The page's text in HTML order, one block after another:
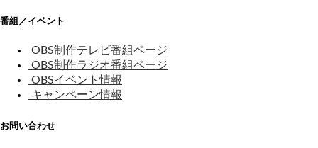
番組／イベント
OBS制作テレビ番組ページ
OBS制作ラジオ番組ページ
OBSイベント情報
キャンペーン情報
お問い合わせ